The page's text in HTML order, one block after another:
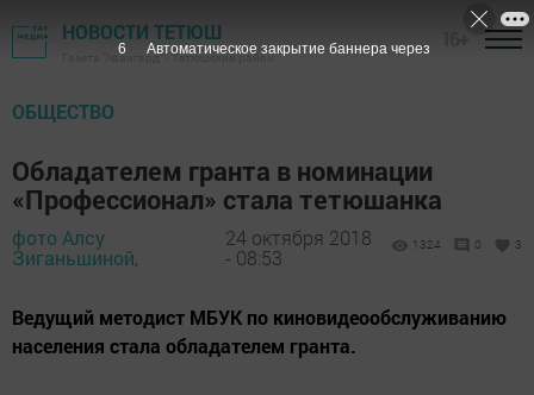
НОВОСТИ ТЕТЮШ
Газета "Авангард" - Тетюшский район
ОБЩЕСТВО
Обладателем гранта в номинации
«Профессионал» стала тетюшанка
фото Алсу
Зиганьшиной,
24 октября 2018
- 08:53
1324 0 3
Ведущий методист МБУК по киновидеообслуживанию
населения стала обладателем гранта.
5 Автоматическое закрытие баннера через